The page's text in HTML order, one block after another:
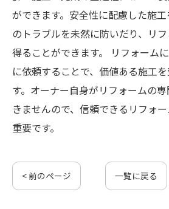
ができます。安全性に配慮した施
のトラブルを未然に防いだり、リ
得ることができます。 リフォーム
に依頼することで、価値ある施工
す。オーナー自身がリフォームの
きませんので、信頼できるリフォ
重要です。
< 前のページ 一覧に戻る